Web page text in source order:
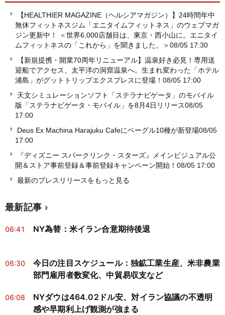
【HEALTHIER MAGAZINE（ヘルシアマガジン）】24時間年中
無休フィットネスジム「エニタイムフィットネス」のウェブマガ
ジン更新中！ ＜世界6,000店舗目は、東京・西小山に。エニタイ
ムフィットネスの「これから」を聞きました。＞08/05 17:30
【新規提携・開業70周年リニューアル】温泉好き必見！専用送
迎船でアクセス、太平洋の洞窟温泉へ。生まれ変わった「ホテル
浦島」がグットトリップエクスプレスに登場！ 08/05 17:00
天文シミュレーションソフト「ステラナビゲータ」のモバイル
版「ステラナビゲータ・モバイル」を8月4日リリース08/05
17:00
Deus Ex Machina Harajuku Cafeにベーグル10種が新登場08/05
17:00
『ディズニー スパークリンク・スターズ』メインビジュアル公
開＆ストア事前登録＆事前登録キャンペーン開始！ 08/05 17:00
最新のプレスリリースをもっと見る
最新記事
06:41 NY為替：米イラン合意期待後退
06:30
今日の注目スケジュール：独鉱工業生産、米非農業
部門雇用者数変化、中貿易収支など
06:08
NYダウは464.02ドル安、対イラン協議の不透明
感や早期利上げ観測が強まる